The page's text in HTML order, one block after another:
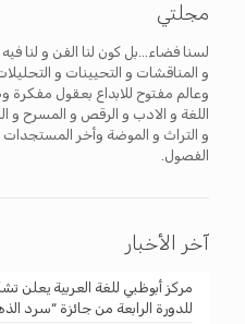
مجلتي
لسنا فضاء...بل كون لنا الفن و لنا
و المناقشات و التحيينات و
وعالم مفتوح للابداع بعقول مفكرة
اللغة و الادب و الرقص و المسرح و
و التراث و الموضة وأخر
الفصول.
آخر الأخبار
مركز أبوظبي للغة العربية يعلن
للدورة الرابعة من جائزة “سرد